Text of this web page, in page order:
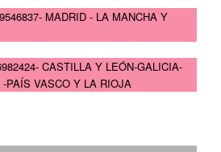
MADRID - LA MANCHA Y
CASTILLA Y LEÓN-GALICIA-
PAÍS VASCO Y LA RIOJA